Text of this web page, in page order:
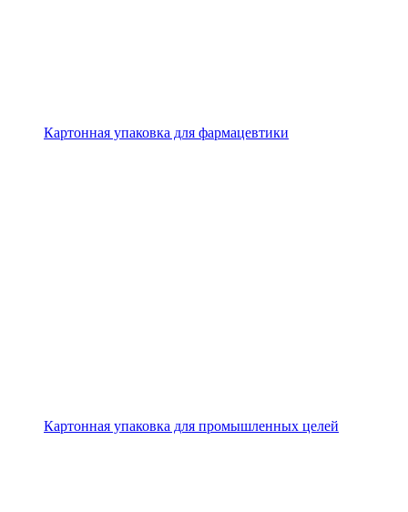
Картонная упаковка для фармацевтики
Картонная упаковка для промышленных целей